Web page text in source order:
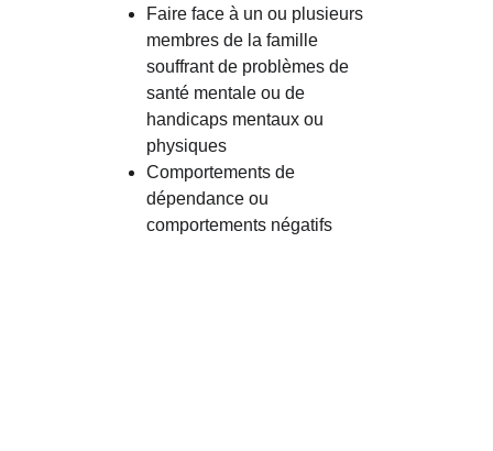
Faire face à un ou plusieurs
membres de la famille
souffrant de problèmes de
santé mentale ou de
handicaps mentaux ou
physiques
Comportements de
dépendance ou
comportements négatifs